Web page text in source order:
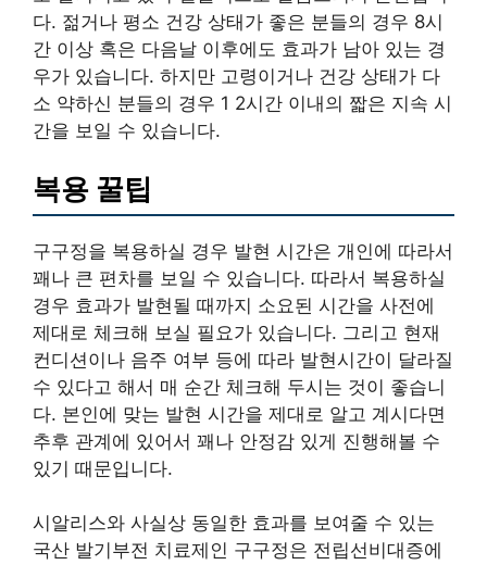
다. 젊거나 평소 건강 상태가 좋은 분들의 경우 8시
간 이상 혹은 다음날 이후에도 효과가 남아 있는 경
우가 있습니다. 하지만 고령이거나 건강 상태가 다
소 약하신 분들의 경우 1 2시간 이내의 짧은 지속 시
간을 보일 수 있습니다.
복용 꿀팁
구구정을 복용하실 경우 발현 시간은 개인에 따라서
꽤나 큰 편차를 보일 수 있습니다. 따라서 복용하실
경우 효과가 발현될 때까지 소요된 시간을 사전에
제대로 체크해 보실 필요가 있습니다. 그리고 현재
컨디션이나 음주 여부 등에 따라 발현시간이 달라질
수 있다고 해서 매 순간 체크해 두시는 것이 좋습니
다. 본인에 맞는 발현 시간을 제대로 알고 계시다면
추후 관계에 있어서 꽤나 안정감 있게 진행해볼 수
있기 때문입니다.
시알리스와 사실상 동일한 효과를 보여줄 수 있는
국산 발기부전 치료제인 구구정은 전립선비대증에